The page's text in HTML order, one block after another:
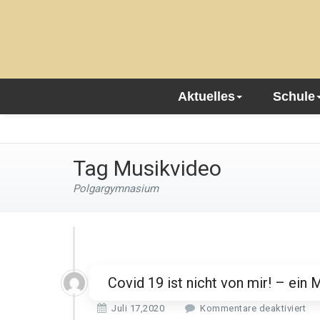
Aktuelles Schule
Tag Musikvideo
Polgargymnasium
Covid 19 ist nicht von mir! – ein
Juli 17,2020 Kommentare deaktiviert